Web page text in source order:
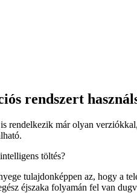
rendszert
rendelkezik már olyan
töltés?
tulajdonképpen az, hogy a
éjszaka folyamán fel van